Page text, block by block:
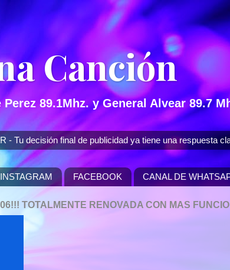
Canción
89.1Mhz. y General Alvear 89.7
Tu decisión final de publicidad ya tiene una respuesta
INSTAGRAM FACEBOOK CANAL DE
TOTALMENTE RENOVADA CON MAS